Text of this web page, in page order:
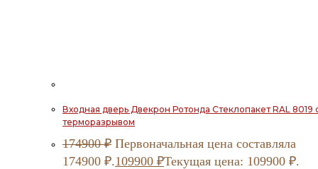
Входная дверь Двекрон Ротонда Стеклопакет RAL 8019
терморазрывом
174900₽ Первоначальная цена составляла
174900 ₽.109900 ₽Текущая цена: 109900 ₽.